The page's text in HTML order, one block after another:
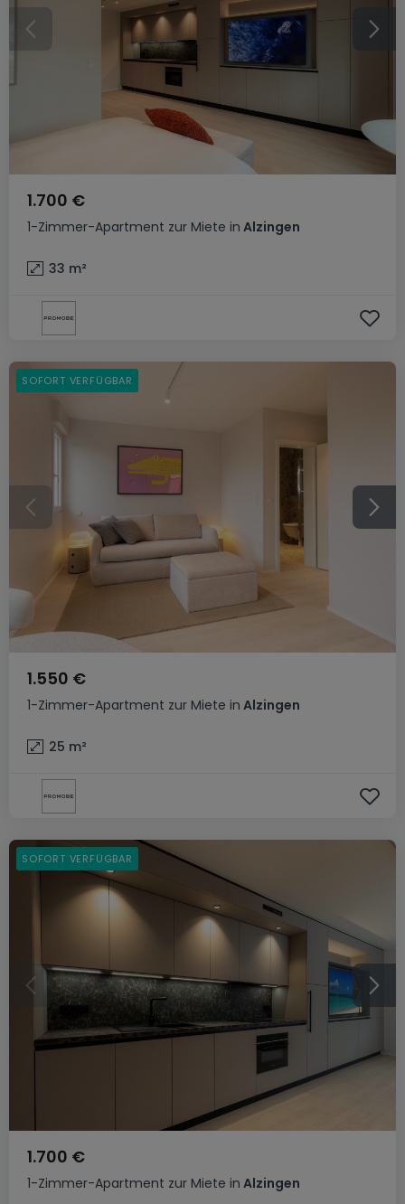
1-Zimmer-Apartment zur Miete in Alzingen
1.700 €
33 m²
1-Zimmer-Apartment zur Miete in Alzingen
1.550 €
25 m²
SOFORT VERFÜGBAR
1-Zimmer-Apartment zur Miete in Alzingen
1.700 €
SOFORT VERFÜGBAR